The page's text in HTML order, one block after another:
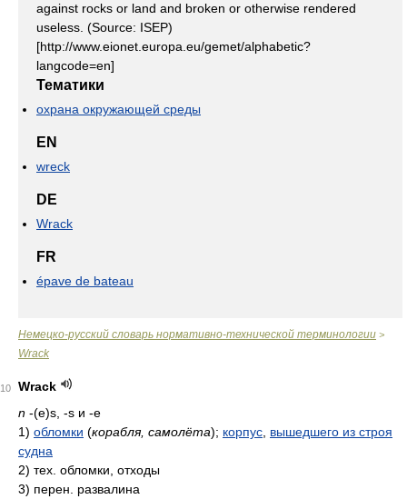
against rocks or land and broken or otherwise rendered
useless. (Source: ISEP)
[http://www.eionet.europa.eu/gemet/alphabetic?
langcode=en]
Тематики
охрана окружающей среды
EN
wreck
DE
Wrack
FR
épave de bateau
Немецко-русский словарь нормативно-технической терминологии >
Wrack
10
Wrack
n -(e)s, -s и -e
1) обломки (корабля, самолёта); корпус вышедшего из строя
судна
2) тех. обломки, отходы
3) перен. развалина